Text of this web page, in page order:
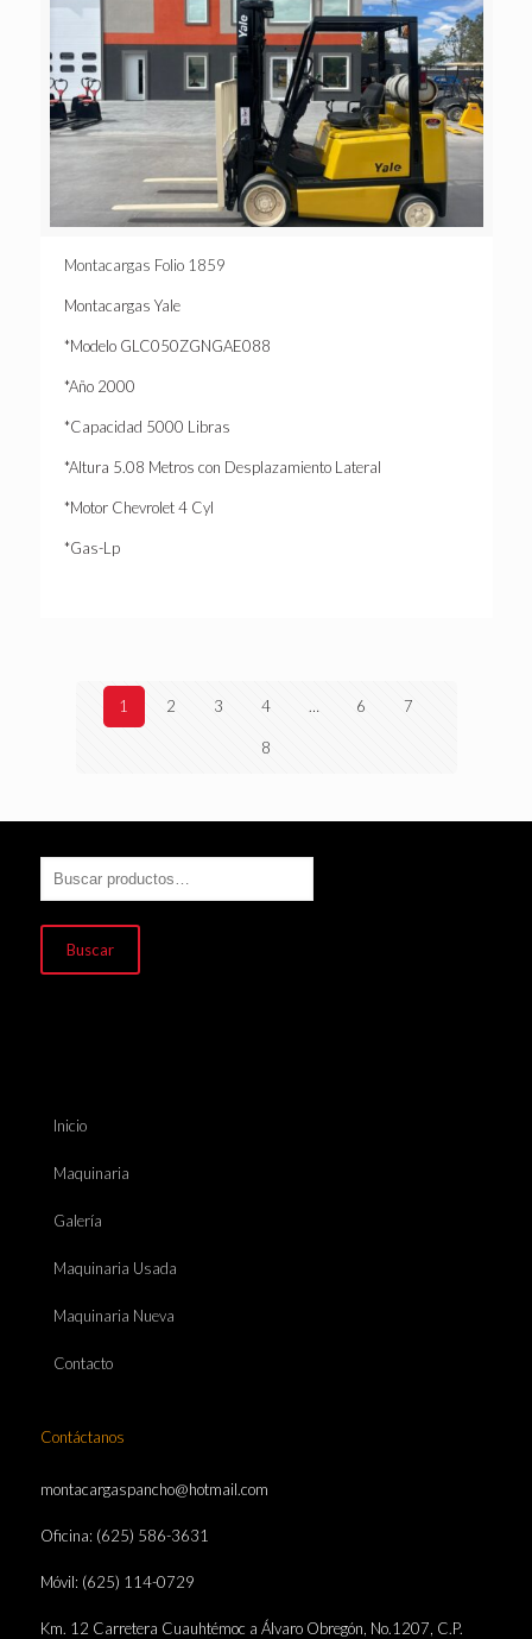
Montacargas Folio 1859
Montacargas Yale
*Modelo GLC050ZGNGAE088
*Año 2000
*Capacidad 5000 Libras
*Altura 5.08 Metros con Desplazamiento Lateral
*Motor Chevrolet 4 Cyl
*Gas-Lp
1 2 3 4 … 6 7
8
Buscar
Inicio
Maquinaria
Galería
Maquinaria Usada
Maquinaria Nueva
Contacto
Contáctanos
montacargaspancho@hotmail.com
Oficina: (625) 586-3631
Móvil: (625) 114-0729
Km. 12 Carretera Cuauhtémoc a Álvaro Obregón, No.1207, C.P.